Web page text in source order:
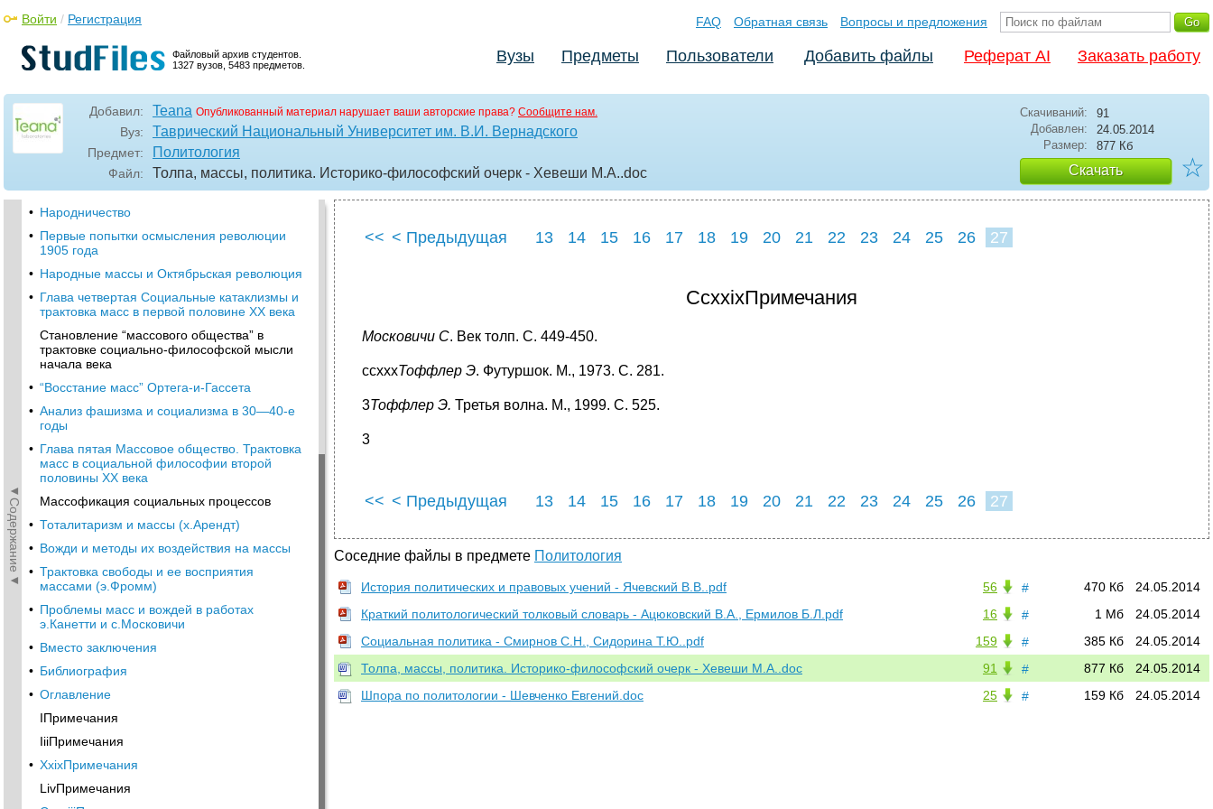
Файловый архив студентов.
1327 вузов, 5483 предметов.
Войти / Регистрация FAQ Обратная связь Вопросы и предложения
Вузы Предметы Пользователи Добавить файлы Реферат AI Заказать работу
Добавил: Teana Опубликованный материал нарушает ваши авторские права? Сообщите нам.
Вуз: Таврический Национальный Университет им. В.И. Вернадского
Предмет: Политология
Файл: Толпа, массы, политика. Историко-философский очерк - Хевеши М.А..doc
Скачиваний:
91
Добавлен:
24.05.2014
Размер:
877 Кб
Скачать ☆
◄Содержание◄
Глава вторая Толпа и ее иррациональность
•
Исследование толпы как единого
образования (Лебон)
• Толпа и публика (Тард)
• Глава третья Трактовка народа в русской
общественно-политической мысли хiх —
начала XX века
Трактовка народа славянофилами и
западниками
• Народничество
• Первые попытки осмысления революции
1905 года
• Народные массы и Октябрьская революция
• Глава четвертая Социальные катаклизмы и
трактовка масс в первой половине XX века
Становление “массового общества” в
трактовке социально-философской мысли
начала века
• “Восстание масс” Ортега-и-Гассета
• Анализ фашизма и социализма в 30—40-е
годы
• Глава пятая Массовое общество. Трактовка
масс в социальной философии второй
половины XX века
Массофикация социальных процессов
• Тоталитаризм и массы (х.Арендт)
• Вожди и методы их воздействия на массы
• Трактовка свободы и ее восприятия
массами (э.Фромм)
• Проблемы масс и вождей в работах
э.Канетти и с.Московичи
• Вместо заключения
• Библиография
• Оглавление
IПримечания
IiiПримечания
• XxixПримечания
LivПримечания
<< < Предыдущая 13 14 15 16 17 18 19 20 21 22 23 24 25 26 27
CcxxixПримечания
Московичи С. Век толп. С. 449-450.
ccxxxТоффлер Э. Футуршок. М., 1973. С. 281.
3Тоффлер Э. Третья волна. М., 1999. С. 525.
3
<< < Предыдущая 13 14 15 16 17 18 19 20 21 22 23 24 25 26 27
Соседние файлы в предмете Политология
# 24.05.2014
470 Кб
56
История политических и правовых учений - Ячевский В.В..pdf
#
24.05.2014
1 Мб
16
Краткий политологический толковый словарь - Ацюковский В.А., Ермилов Б.Л.pdf
#
24.05.2014
385 Кб
159
Социальная политика - Смирнов С.Н., Сидорина Т.Ю..pdf
#
24.05.2014
877 Кб
91
Толпа, массы, политика. Историко-философский очерк - Хевеши М.А..doc
#
24.05.2014
159 Кб
25
Шпора по политологии - Шевченко Евгений.doc